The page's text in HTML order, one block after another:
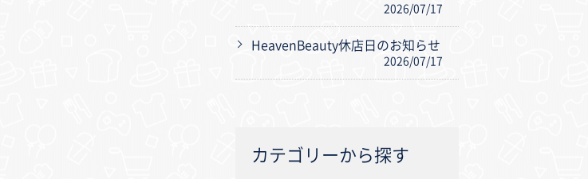
2026/07/17
HeavenBeauty休店日のお知らせ
2026/07/17
カテゴリーから探す